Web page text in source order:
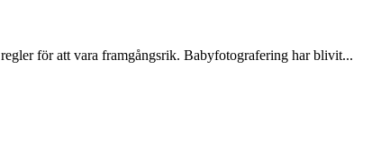
för att vara framgångsrik. Babyfotografering har blivit...